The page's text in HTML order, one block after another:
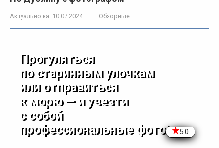
Актуально на: 10.07.2024 Обзорные
Прогуляться
по старинным улочкам
или отправиться
к морю — и увезти
с собой
профессиональные фото!
5.0